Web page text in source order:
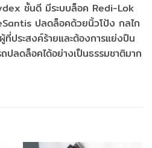
ชั้นดี มีระบบล็อค Redi-Lok
ปลดล็อคด้วยนิ้วโป้ง กลไก
ประสงค์ร้ายและต้องการแย่งปืน
ปลดล็อคได้อย่างเป็นธรรมชาติมาก